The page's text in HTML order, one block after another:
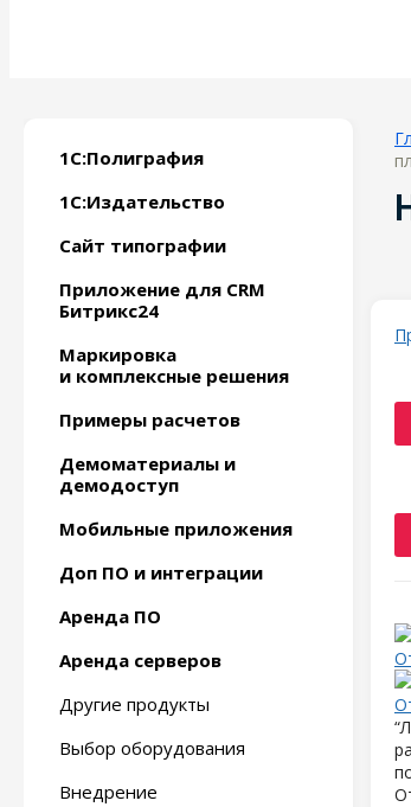
1С:Полиграфия
1С:Издательство
Сайт типографии
Приложение для CRM
Битрикс24
Маркировка
и комплексные решения
Примеры расчетов
Демоматериалы и
демодоступ
Мобильные приложения
Доп ПО и интеграции
Аренда ПО
Аренда серверов
Другие продукты
Выбор оборудования
Внедрение